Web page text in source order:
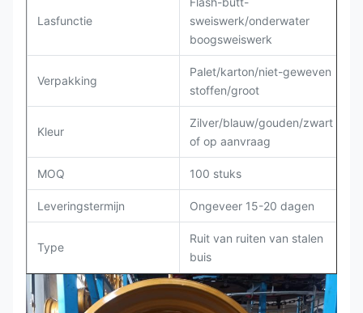
Lasfunctie
sweiswerk/onderwater
boogsweiswerk
Verpakking
Palet/karton/niet-geweven
stoffen/groot
Kleur
Zilver/blauw/gouden/zwart
of op aanvraag
MOQ 100 stuks
Leveringstermijn Ongeveer 15-20 dagen
Type
Ruit van ruiten van stalen
buis